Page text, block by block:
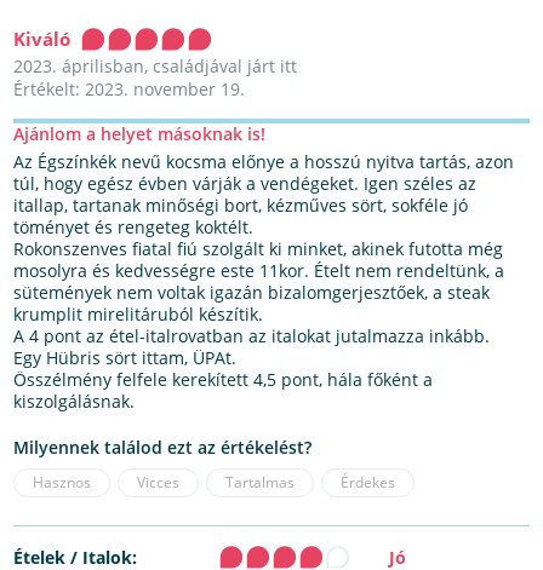
Kiváló
2023. áprilisban, családjával járt itt
Értékelt: 2023. november 19.
Ajánlom a helyet másoknak is!
Az Égszínkék nevű kocsma előnye a hosszú nyitva tartás, azon
túl, hogy egész évben várják a vendégeket. Igen széles az
itallap, tartanak minőségi bort, kézműves sört, sokféle jó
töményet és rengeteg koktélt.
Rokonszenves fiatal fiú szolgált ki minket, akinek futotta még
mosolyra és kedvességre este 11kor. Ételt nem rendeltünk, a
sütemények nem voltak igazán bizalomgerjesztőek, a steak
krumplit mirelitáruból készítik.
A 4 pont az étel-italrovatban az italokat jutalmazza inkább.
Egy Hübris sört ittam, ÜPAt.
Összélmény felfele kerekített 4,5 pont, hála főként a
kiszolgálásnak.
Milyennek találod ezt az értékelést?
Hasznos Vicces Tartalmas Érdekes
Ételek / Italok:
Jó